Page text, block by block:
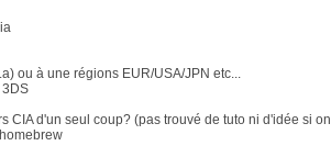
ou à une régions EUR/USA/JPN etc...
3DS
CIA d'un seul coup? (pas trouvé de tuto ni d'idée si on